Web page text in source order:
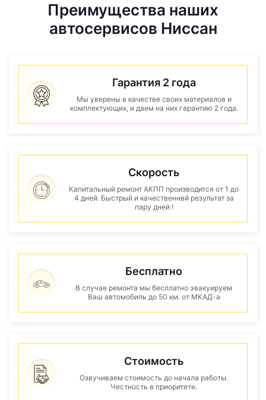
Преимущества наших
автосервисов Ниссан
Гарантия 2 года
Мы уверены в качестве своих материалов и
комплектующих, и даем на них гарантию 2 года.
Скорость
Капитальный ремонт АКПП производится от 1 до
4 дней. Быстрый и качественнвй результат за
пару дней !
Бесплатно
В случае ремонта мы бесплатно эвакуируем
Ваш автомобиль до 50 км. от МКАД-а
Стоимость
Озвучиваем стоимость до начала работы.
Честность в приоритете.